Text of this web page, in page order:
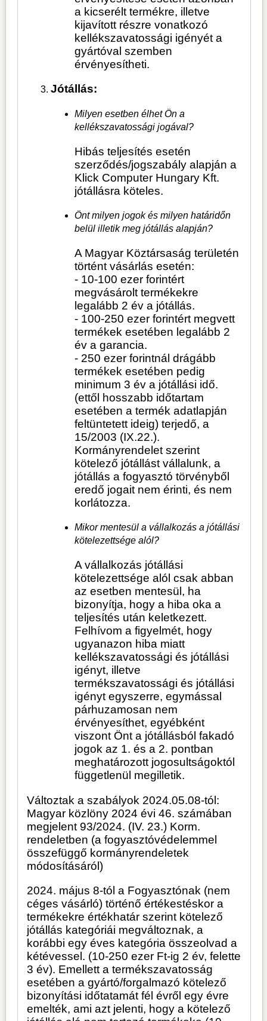
a kicserélt termékre, illetve
kijavított részre vonatkozó
kellékszavatossági igényét a
gyártóval szemben
érvényesítheti.
Jótállás:
Milyen esetben élhet Ön a
kellékszavatossági jogával?
Hibás teljesítés esetén
szerződés/jogszabály alapján a
Klick Computer Hungary Kft.
jótállásra köteles.
Önt milyen jogok és milyen határidőn
belül illetik meg jótállás alapján?
A Magyar Köztársaság területén
történt vásárlás esetén:
- 10-100 ezer forintért
megvásárolt termékekre
legalább 2 év a jótállás.
- 100-250 ezer forintért megvett
termékek esetében legalább 2
év a garancia.
- 250 ezer forintnál drágább
termékek esetében pedig
minimum 3 év a jótállási idő.
(ettől hosszabb időtartam
esetében a termék adatlapján
feltüntetett ideig) terjedő, a
15/2003 (IX.22.).
Kormányrendelet szerint
kötelező jótállást vállalunk, a
jótállás a fogyasztó törvényből
eredő jogait nem érinti, és nem
korlátozza.
Mikor mentesül a vállalkozás a jótállási
kötelezettsége alól?
A vállalkozás jótállási
kötelezettsége alól csak abban
az esetben mentesül, ha
bizonyítja, hogy a hiba oka a
teljesítés után keletkezett.
Felhívom a figyelmét, hogy
ugyanazon hiba miatt
kellékszavatossági és jótállási
igényt, illetve
termékszavatossági és jótállási
igényt egyszerre, egymással
párhuzamosan nem
érvényesíthet, egyébként
viszont Önt a jótállásból fakadó
jogok az 1. és a 2. pontban
meghatározott jogosultságoktól
függetlenül megilletik.
Változtak a szabályok 2024.05.08-tól:
Magyar közlöny 2024 évi 46. számában
megjelent 93/2024. (IV. 23.) Korm.
rendeletben (a fogyasztóvédelemmel
összefüggő kormányrendeletek
módosításáról)
2024. május 8-tól a Fogyasztónak (nem
céges vásárló) történő értékestéskor a
termékekre értékhatár szerint kötelező
jótállás kategóriái megváltoznak, a
korábbi egy éves kategória összeolvad a
kétévessel. (10-250 ezer Ft-ig 2 év, felette
3 év). Emellett a termékszavatosság
esetében a gyártó/forgalmazó kötelező
bizonyítási időtatamát fél évről egy évre
emelték, ami azt jelenti, hogy a kötelező